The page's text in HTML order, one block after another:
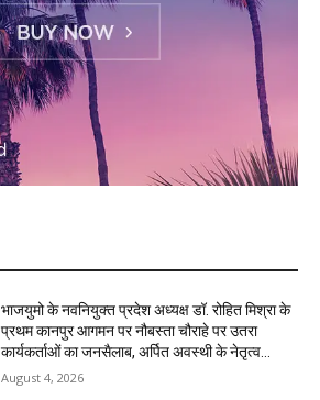
भाजयुमो के नवनियुक्त प्रदेश अध्यक्ष डॉ. रोहित मिश्रा के
प्रथम कानपुर आगमन पर नौबस्ता चौराहे पर उतरा
कार्यकर्ताओं का जनसैलाब, अर्पित अवस्थी के नेतृत्व...
August 4, 2026